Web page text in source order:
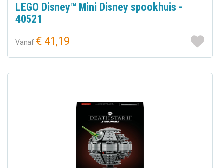
LEGO Disney™ Mini Disney spookhuis -
40521
Vanaf € 41,19